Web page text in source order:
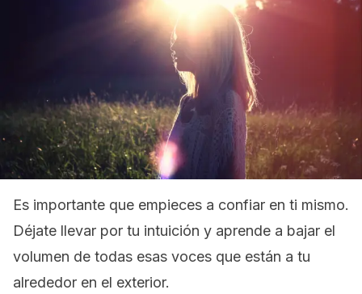
Es importante que empieces a confiar en ti mismo.
Déjate llevar por tu intuición y aprende a bajar el
volumen de todas esas voces que están a tu
alrededor en el exterior.